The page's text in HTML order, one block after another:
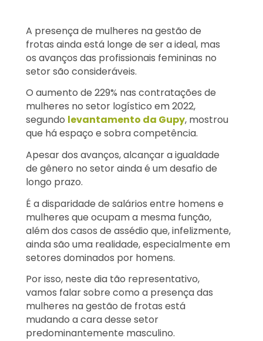
A presença de mulheres na gestão de
frotas ainda está longe de ser a ideal, mas
os avanços das profissionais femininas no
setor são consideráveis.
O aumento de 229% nas contratações de
mulheres no setor logístico em 2022,
segundo levantamento da Gupy, mostrou
que há espaço e sobra competência.
Apesar dos avanços, alcançar a igualdade
de gênero no setor ainda é um desafio de
longo prazo.
É a disparidade de salários entre homens e
mulheres que ocupam a mesma função,
além dos casos de assédio que, infelizmente,
ainda são uma realidade, especialmente em
setores dominados por homens.
Por isso, neste dia tão representativo,
vamos falar sobre como a presença das
mulheres na gestão de frotas está
mudando a cara desse setor
predominantemente masculino.